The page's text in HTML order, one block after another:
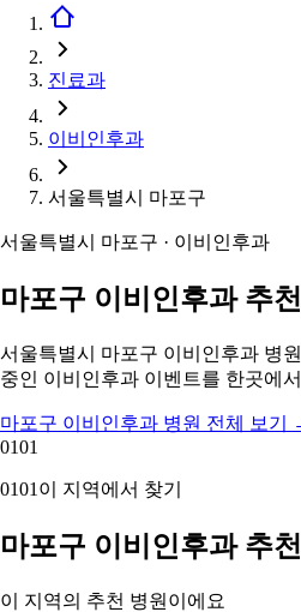
진료과
이비인후과
서울특별시 마포구
서울특별시 마포구 · 이비인후과
마포구 이비인후과 추천
서울특별시 마포구 이비인후과 병
중인 이비인후과 이벤트를 한곳에
마포구 이비인후과 병원 전체 보기
0101
0101 이 지역에서 찾기
마포구 이비인후과 추
이 지역의 추천 병원이에요